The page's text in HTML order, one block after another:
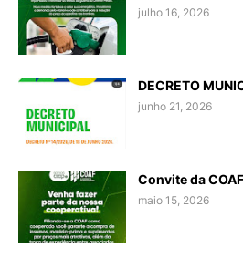
julho 16, 2026
DECRETO
junho 21, 2026
Convite da COAF
maio 15, 2026